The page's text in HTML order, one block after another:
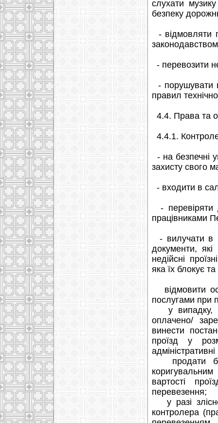
слухати
безпеку
- відмовляти
- перевозити
- порушувати
правил
4.4. Права та
4.4.1.
- на безпечні
захисту свого
- входити в
- перевіряти
працівниками
- вилучати в
документи,
недійсні
яка їх блокує та
відмовити
послугами при
у випадку,
оплачено/
винести
проїзд у
продати
вартості
перевезення;
у разі
контролера